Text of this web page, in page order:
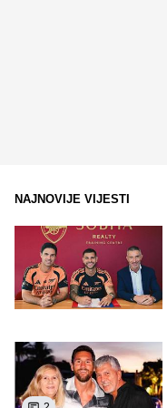
NAJNOVIJE VIJESTI